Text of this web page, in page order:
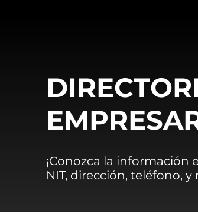
¡Conozca la información
NIT, dirección, teléfono,